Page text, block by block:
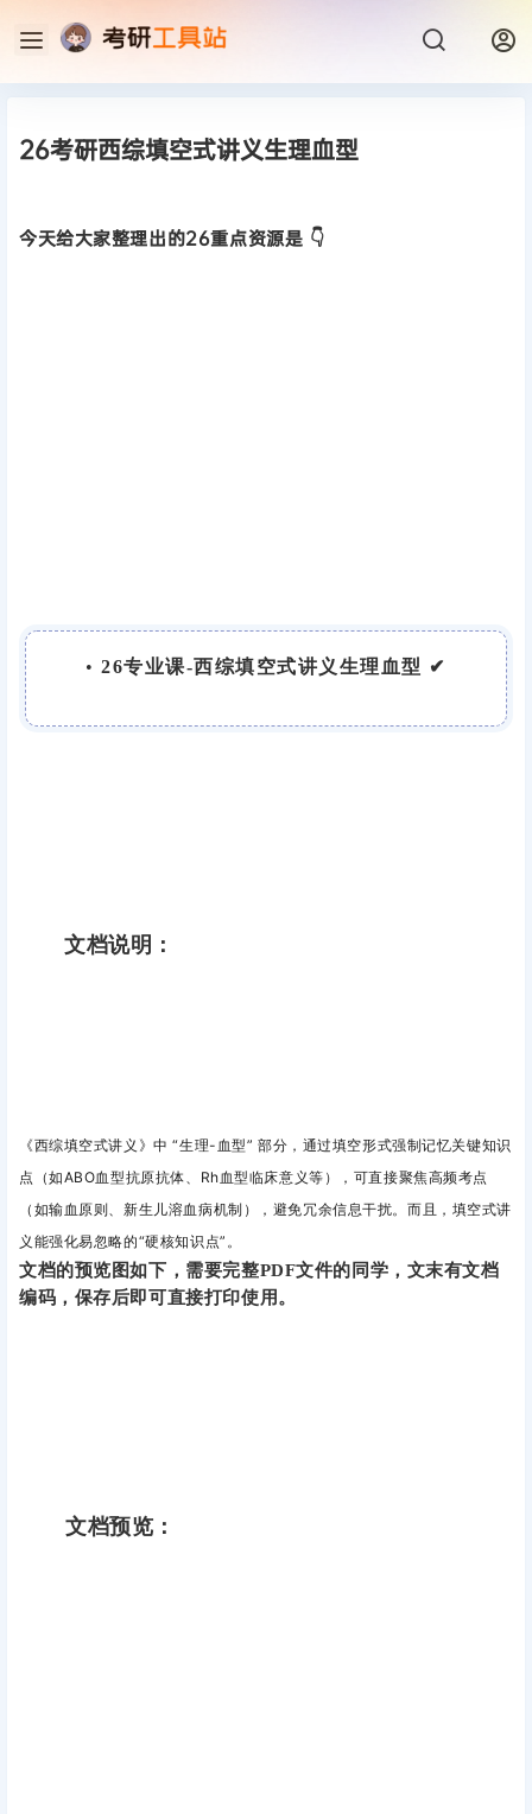
26考研西综填空式讲义生理血型
今天给大家整理出的26重点资源是 👇
•26专业课-西综填空式讲义生理血型 ✔
文档说明：
《西综填空式讲义》中“生理-血型” 部分， 通过填空形式强制记忆关键知识
点（如ABO血型抗原抗体、Rh血型临床意义等），可直接聚焦高频考点
（如输血原则、新生儿溶血病机制），避免冗余信息干扰。而且 ，填空式讲
义能强化易忽略的“硬核知识点”。
文档的预览图如下，需要完整PDF文件的同学，文末有文档
编码，保存后即可直接打印使用。
文档预览：